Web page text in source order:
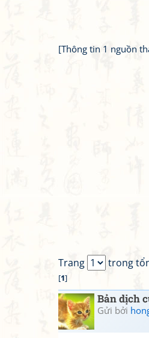
[Thông tin 1 nguồn
Trang trong
[1]
Bản dịch
Gửi bởi